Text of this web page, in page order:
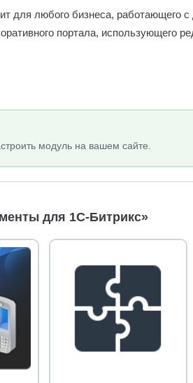
для любого бизнеса, работающего
портала, использующего
модуль на вашем сайте.
для 1С-Битрикс»